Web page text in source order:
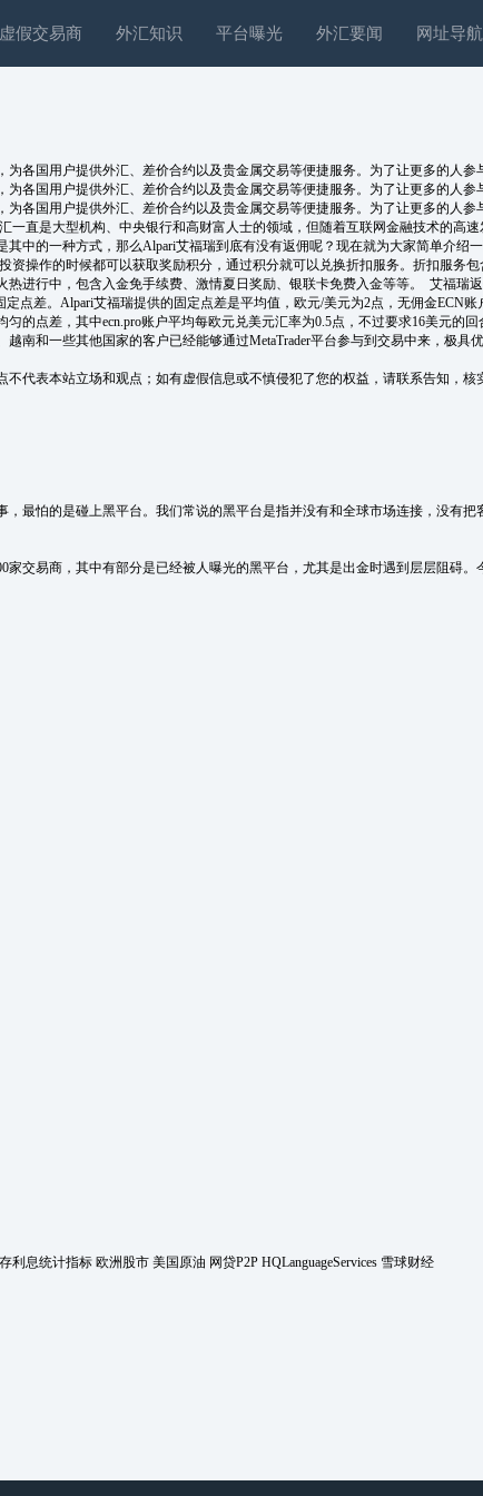
虚假交易商 外汇知识 平台曝光 外汇要闻 网址导航
各国用户提供外汇、差价合约以及贵金属交易等便捷服务。为了让更多的人参
各国用户提供外汇、差价合约以及贵金属交易等便捷服务。为了让更多的人
各国用户提供外汇、差价合约以及贵金属交易等便捷服务。为了让更多的人参
一直是大型机构、中央银行和高财富人士的领域，但随着互联网金融技术的高
中的一种方式，那么Alpari艾福瑞到底有没有返佣呢？现在就为大家简单介
操作的时候都可以获取奖励积分，通过积分就可以兑换折扣服务。折扣服务
进行中，包含入金免手续费、激情夏日奖励、银联卡免费入金等等。 艾福
点差。Alpari艾福瑞提供的固定点差是平均值，欧元/美元为2点，无佣金ECN
的点差，其中ecn.pro账户平均每欧元兑美元汇率为0.5点，不过要求16美元的
南和一些其他国家的客户已经能够通过MetaTrader平台参与到交易中来，极
代表本站立场和观点；如有虚假信息或不慎侵犯了您的权益，请联系告知，核
最怕的是碰上黑平台。我们常说的黑平台是指并没有和全球市场连接，没有把
交易商，其中有部分是已经被人曝光的黑平台，尤其是出金时遇到层层阻碍。
利息统计指标 欧洲股市 美国原油 网贷P2P HQLanguageServices 雪球财经